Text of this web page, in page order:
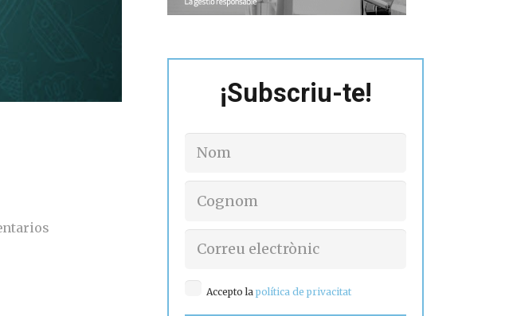
¡Subscriu-te!
Accepto lapolítica de privacitat